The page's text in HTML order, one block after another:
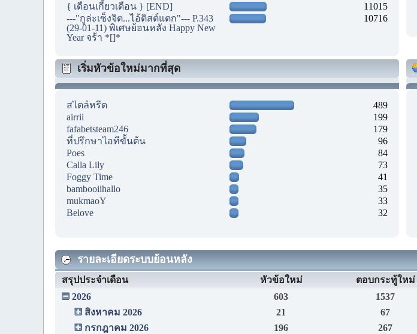
{ เดือนเกี้ยวเดือน } [END]
11015
---"กูล่ะเซ็งจิต...ไอ้ติสต์แตก"--- P.343
(29-01-11) พิเศษย้อนหลัง Happy New
Year จร้า *[]*
10716
เริ่มหัวข้อใหม่มากที่สุด
สไตล์หรีด
489
airrii
199
fafabetsteam246
179
ที่ปรึกษาไอทีขั้นต้น
96
Poes
84
Calla Lily
73
Foggy Time
41
bambooiihallo
35
mukmaoY
33
Belove
32
รายละเอียดระบบย้อนหลัง
สรุปประจำเดือน หัวข้อใหม่ ตอบกระทู้ใหม่
2026
603 1537
สิงหาคม 2026
21 67
กรกฎาคม 2026
196 267